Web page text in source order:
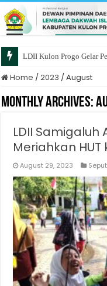
LDII Kulon Progo Gelar
Home /2023 /August
Monthly Archives:
LDII Samigaluh
Meriahkan
August 29, 2023